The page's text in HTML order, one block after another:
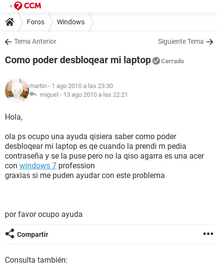
Foros Windows
Tema Anterior Siguiente Tema
Como poder desbloqear mi laptop Cerrado
martin - 1 ago 2010 a las 23:30
miguel - 13 ago 2010 a las 22:21
Hola,
ola ps ocupo una ayuda qisiera saber como poder
desbloqear mi laptop es qe cuando la prendi m pedia
contraseña y se la puse pero no la qiso agarra es una acer
con windows 7 profession
graxias si me puden ayudar con este problema
por favor ocupo ayuda
Compartir
Consulta también: